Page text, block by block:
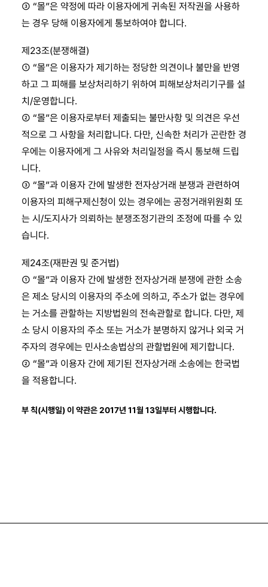
③ “몰”은 약정에 따라 이용자에게 귀속된 저작권을 사용하
는 경우 당해 이용자에게 통보하여야 합니다.
제23조(분쟁해결)
① “몰”은 이용자가 제기하는 정당한 의견이나 불만을 반영
하고 그 피해를 보상처리하기 위하여 피해보상처리기구를 설
치/운영합니다.
② “몰”은 이용자로부터 제출되는 불만사항 및 의견은 우선
적으로 그 사항을 처리합니다. 다만, 신속한 처리가 곤란한 경
우에는 이용자에게 그 사유와 처리일정을 즉시 통보해 드립
니다.
③ “몰”과 이용자 간에 발생한 전자상거래 분쟁과 관련하여
이용자의 피해구제신청이 있는 경우에는 공정거래위원회 또
는 시/도지사가 의뢰하는 분쟁조정기관의 조정에 따를 수 있
습니다.
제24조(재판권 및 준거법)
① “몰”과 이용자 간에 발생한 전자상거래 분쟁에 관한 소송
은 제소 당시의 이용자의 주소에 의하고, 주소가 없는 경우에
는 거소를 관할하는 지방법원의 전속관할로 합니다. 다만, 제
소 당시 이용자의 주소 또는 거소가 분명하지 않거나 외국 거
주자의 경우에는 민사소송법상의 관할법원에 제기합니다.
② “몰”과 이용자 간에 제기된 전자상거래 소송에는 한국법
을 적용합니다.
부 칙(시행일) 이 약관은 2017년 11월 13일부터 시행합니다.